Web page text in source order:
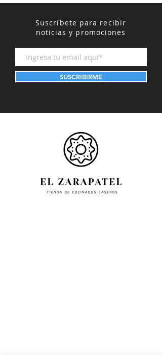
Suscríbete para recibir
noticias y promociones
SUSCRIBIRME